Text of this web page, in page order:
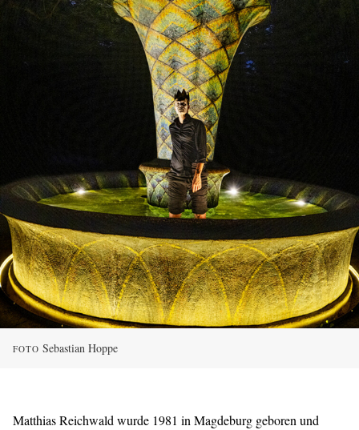
FOTO Sebastian Hoppe
Matthias Reichwald wurde 1981 in Magdeburg geboren und